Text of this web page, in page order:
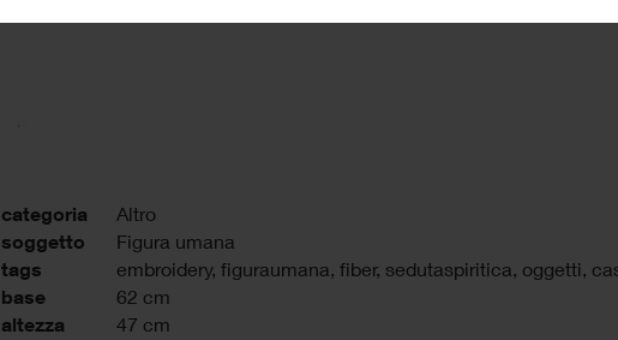
categoria Altro
soggetto Figura umana
tags embroidery, figuraumana, fiber, sedutaspiritica, oggetti,
base 62 cm
altezza 47 cm